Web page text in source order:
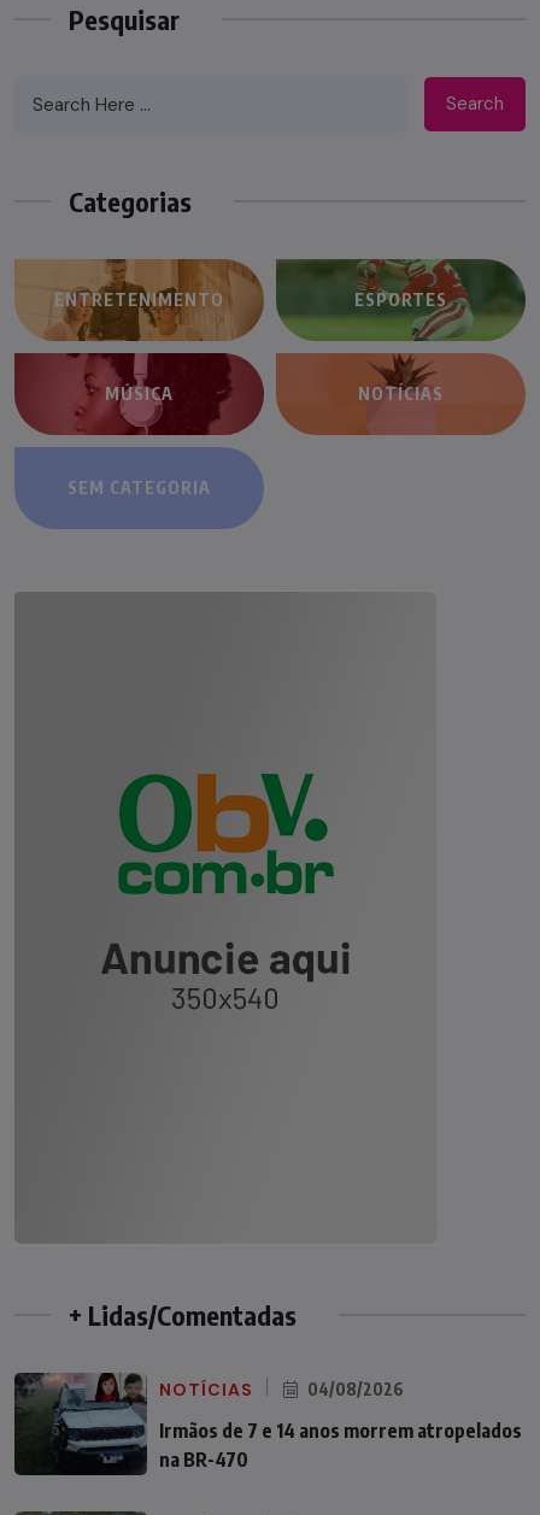
Pesquisar
Search
Categorias
ENTRETENIMENTO ESPORTES
MÚSICA NOTÍCIAS
SEM CATEGORIA
+ Lidas/Comentadas
NOTÍCIAS 04/08/2026
Irmãos de 7 e 14 anos morrem atropelados
na BR-470